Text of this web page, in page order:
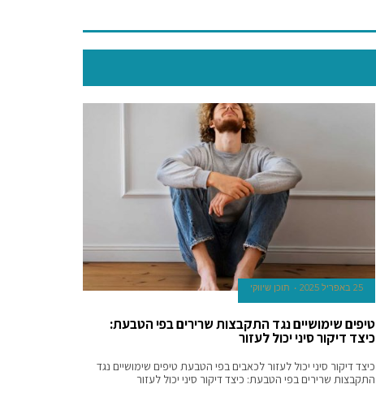
25 באפריל 2025 תוכן שיווקי
טיפים שימושיים נגד התקבצות שרירים בפי הטבעת:
כיצד דיקור סיני יכול לעזור
כיצד דיקור סיני יכול לעזור לכאבים בפי הטבעת טיפים שימושיים נגד
התקבצות שרירים בפי הטבעת: כיצד דיקור סיני יכול לעזור